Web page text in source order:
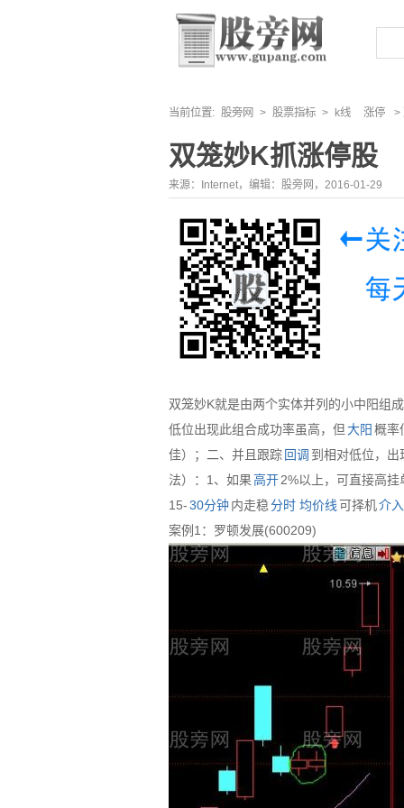
当前位置: 股旁网 > 股票指标 > k线 涨停 >
双笼妙K抓涨停股
来源：Internet，编辑：股旁网，2016-01-29
双笼妙K就是由两个实体并列的小中阳组
低位出现此组合成功率虽高，但大阳 概率
佳）；二、并且跟踪 回调 到相对低位，
法）：1、如果高开2%以上，可直接高
15-30分钟内走稳分时 均价线可择机介入
案例1：罗顿发展(600209)